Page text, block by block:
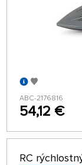
ABC-2176816
54,12 €
RC